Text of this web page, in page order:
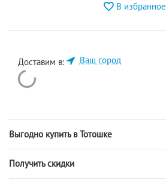
В избранное
Доставим в: Ваш город
Выгодно купить в Тотошке
Получить скидки